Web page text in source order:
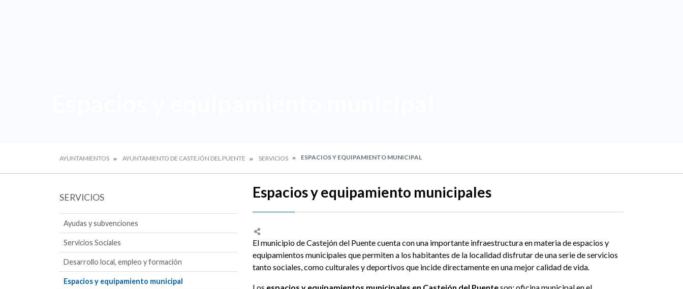
AYUNTAMIENTOS AYUNTAMIENTO DE CASTEJÓN DEL PUENTE SERVICIOS ESPACIOS Y EQUIPAMIENTO MUNICIPAL
SERVICIOS
Ayudas y subvenciones
Servicios Sociales
Desarrollo local, empleo y formación
Espacios y equipamiento municipal
Espacios y equipamiento municipales
El municipio de Castejón del Puente cuenta con una importante infraestructura en materia de espacios y
equipamientos municipales que permiten a los habitantes de la localidad disfrutar de una serie de servicios
tanto sociales, como culturales y deportivos que incide directamente en una mejor calidad de vida.